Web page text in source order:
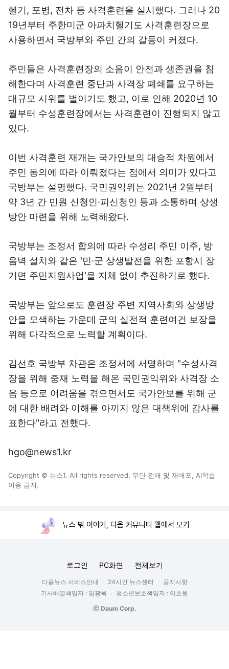
헬기, 포병, 전차 등 사격훈련을 실시했다. 그러나 20
19년부터 주한미군 아파치헬기도 사격훈련장으로
사용하면서 국방부와 주민 간의 갈등이 커졌다.
주민들은 사격훈련장의 소음이 안전과 생존권을 침
해한다며 사격훈련 중단과 사격장 폐쇄를 요구하는
대규모 시위를 벌이기도 했고, 이로 인해 2020년 10
월부터 수성훈련장에서는 사격훈련이 진행되지 않고
있다.
이번 사격훈련 재개는 국가안보의 대승적 차원에서
주민 동의에 따라 이뤄졌다는 점에서 의미가 있다고
국방부는 설명했다. 국민권익위는 2021년 2월부터
약 3년 간 민원 신청인·피신청인 등과 소통하며 상생
방안 마련을 위해 노력해왔다.
국방부는 조정서 합의에 따라 수성리 주민 이주, 방
음벽 설치와 같은 '민·군 상생발전을 위한 포항시 장
기면 주민지원사업'을 지체 없이 추진하기로 했다.
국방부는 앞으로도 훈련장 주변 지역사회와 상생방
안을 모색하는 가운데 군의 실전적 훈련여건 보장을
위해 다각적으로 노력할 계획이다.
김선호 국방부 차관은 조정서에 서명하며 "수성사격
장을 위해 중재 노력을 해온 국민권익위와 사격장 소
음 등으로 어려움을 겪으면서도 국가안보를 위해 군
에 대한 배려와 이해를 아끼지 않은 대책위에 감사를
표한다"라고 전했다.
hgo@news1.kr
Copyright © 뉴스1. All rights reserved. 무단 전재 및 재배포, AI학습
이용 금지.
뉴스 밖 이야기, 다음 커뮤니티 웹에서 보기
로그인 PC화면 전체보기
다음뉴스 서비스안내 24시간 뉴스센터
공지사항
기사배열책임자 : 임광욱
청소년보호책임자 : 이호원
ⓒ Daum Corp.